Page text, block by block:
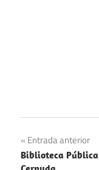
Navegación
Entrada anterior
Biblioteca